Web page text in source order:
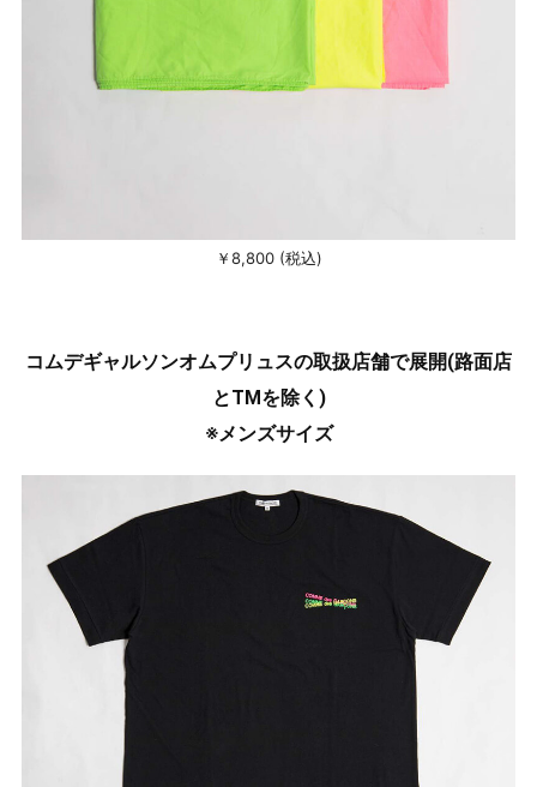
￥8,800 (税込)
コムデギャルソンオムプリュスの取扱店舗で展開(路面店
とTMを除く)
※メンズサイズ